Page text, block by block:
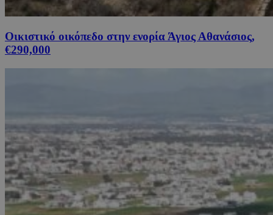
Οικιστικό οικόπεδο στην ενορία Άγιος Αθανάσιος,
€290,000